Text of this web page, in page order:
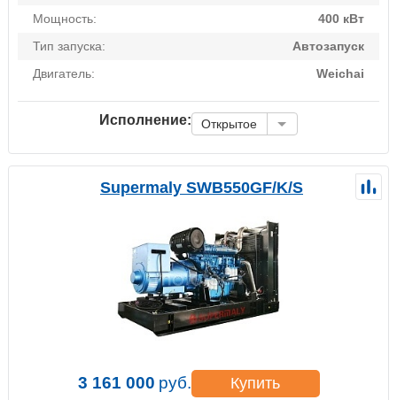
Мощность:
400 кВт
Тип запуска:
Автозапуск
Двигатель:
Weichai
Исполнение: Открытое
Supermaly SWB550GF/K/S
3 161 000 руб. Купить